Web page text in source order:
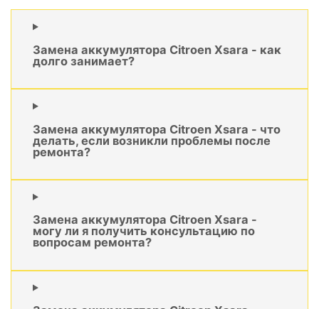
Замена аккумулятора Citroen Xsara - как
долго занимает?
Замена аккумулятора Citroen Xsara - что
делать, если возникли проблемы после
ремонта?
Замена аккумулятора Citroen Xsara -
могу ли я получить консультацию по
вопросам ремонта?